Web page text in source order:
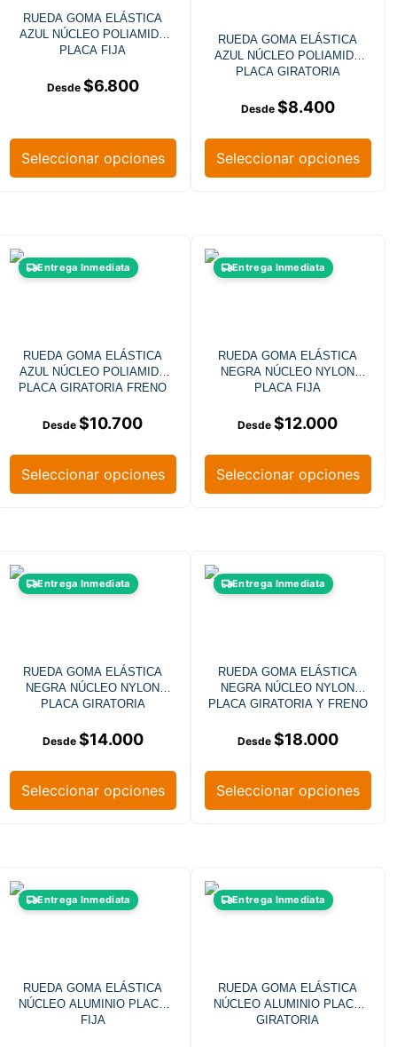
RUEDA GOMA ELÁSTICA
AZUL NÚCLEO POLIAMIDA
PLACA FIJA
$6.800
Seleccionar opciones
RUEDA GOMA ELÁSTICA
AZUL NÚCLEO POLIAMIDA
PLACA GIRATORIA
$8.400
Seleccionar opciones
Entrega Inmediata
RUEDA GOMA ELÁSTICA
AZUL NÚCLEO POLIAMIDA
PLACA GIRATORIA FRENO
$10.700
Seleccionar opciones
Entrega Inmediata
RUEDA GOMA ELÁSTICA
NEGRA NÚCLEO NYLON
PLACA FIJA
$12.000
Seleccionar opciones
Entrega Inmediata
RUEDA GOMA ELÁSTICA
NEGRA NÚCLEO NYLON
PLACA GIRATORIA
$14.000
Seleccionar opciones
Entrega Inmediata
RUEDA GOMA ELÁSTICA
NEGRA NÚCLEO NYLON
PLACA GIRATORIA Y FRENO
$18.000
Seleccionar opciones
Entrega Inmediata
RUEDA GOMA ELÁSTICA
NÚCLEO ALUMINIO PLACA
FIJA
Entrega Inmediata
RUEDA GOMA ELÁSTICA
NÚCLEO ALUMINIO PLACA
GIRATORIA